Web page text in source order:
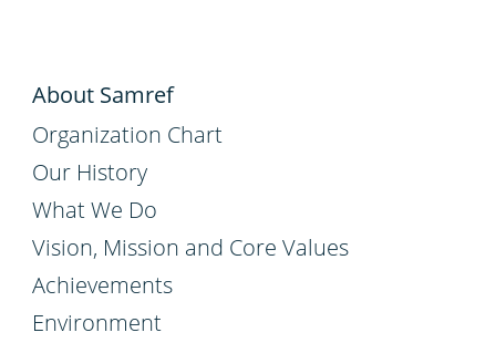
About Samref
Organization Chart
Our History
What We Do
Vision, Mission and Core Values
Achievements
Environment